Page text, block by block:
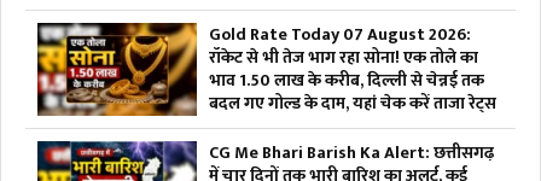
Gold Rate Today 07 August 2026:
रॉकेट से भी तेज भाग रहा सोना! एक तोले का
भाव 1.50 लाख के करीब, दिल्ली से चेन्नई तक
बदल गए गोल्ड के दाम, यहां चेक करें ताजा रेट्स
CG Me Bhari Barish Ka Alert: छत्तीसगढ़